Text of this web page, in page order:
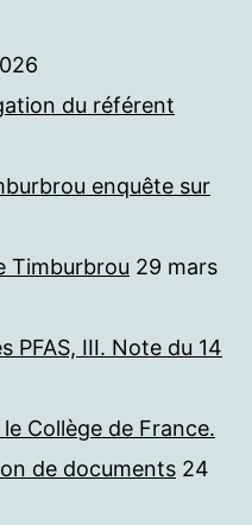
du référent
enquête sur
Timburbrou 29 mars
PFAS, III. Note du 14
Collège de France.
de documents 24